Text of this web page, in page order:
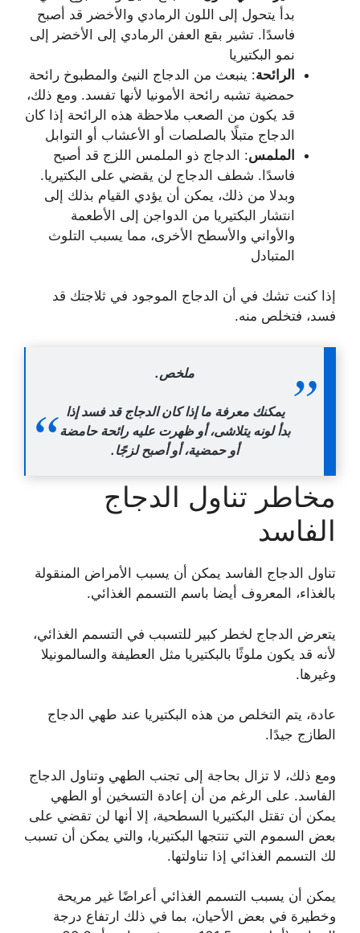
بدأ يتحول إلى اللون الرمادي والأخضر قد أصبح
فاسدًا. تشير بقع العفن الرمادي إلى الأخضر إلى
نمو البكتيريا
الرائحة: ينبعث من الدجاج النيئ والمطبوخ رائحة
حمضية تشبه رائحة الأمونيا لأنها تفسد. ومع ذلك،
قد يكون من الصعب ملاحظة هذه الرائحة إذا كان
الدجاج متبلًا بالصلصات أو الأعشاب أو التوابل
الملمس: الدجاج ذو الملمس اللزج قد أصبح
فاسدًا. شطف الدجاج لن يقضي على البكتيريا.
وبدلا من ذلك، يمكن أن يؤدي القيام بذلك إلى
انتشار البكتيريا من الدواجن إلى الأطعمة
والأواني والأسطح الأخرى، مما يسبب التلوث
المتبادل
إذا كنت تشك في أن الدجاج الموجود في ثلاجتك قد
فسد، فتخلص منه.
ملخص.
يمكنك معرفة ما إذا كان الدجاج قد فسد إذا
بدأ لونه يتلاشى، أو ظهرت عليه رائحة حامضة
أو حمضية، أو أصبح لزجًا.
مخاطر تناول الدجاج
الفاسد
تناول الدجاج الفاسد يمكن أن يسبب الأمراض المنقولة
بالغذاء، المعروف أيضا باسم التسمم الغذائي.
يتعرض الدجاج لخطر كبير للتسبب في التسمم الغذائي،
لأنه قد يكون ملوثًا بالبكتيريا مثل العطيفة والسالمونيلا
وغيرها.
عادة، يتم التخلص من هذه البكتيريا عند طهي الدجاج
الطازج جيدًا.
ومع ذلك، لا تزال بحاجة إلى تجنب الطهي وتناول الدجاج
الفاسد. على الرغم من أن إعادة التسخين أو الطهي
يمكن أن تقتل البكتيريا السطحية، إلا أنها لن تقضي على
بعض السموم التي تنتجها البكتيريا، والتي يمكن أن تسبب
لك التسمم الغذائي إذا تناولتها.
يمكن أن يسبب التسمم الغذائي أعراضًا غير مريحة
وخطيرة في بعض الأحيان، بما في ذلك ارتفاع درجة